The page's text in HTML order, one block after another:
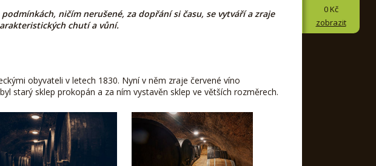
ničím nerušené, za dopřání si času, se vytváří a zraje
chutí a vůní.
obyvateli v letech 1830. Nyní v něm zraje červené víno
starý sklep prokopán a za ním vystavěn sklep ve větších rozměrech.
0 Kč
zobrazit